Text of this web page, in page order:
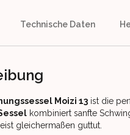
Technische Daten
Moizi 13 ist die
kombiniert sanfte
gleichermaßen guttut.